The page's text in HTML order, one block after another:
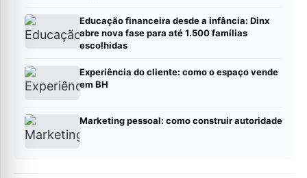
Educação financeira desde a infância: Dinx
abre nova fase para até 1.500 famílias
escolhidas
Experiência do cliente: como o espaço vende
em BH
Marketing pessoal: como construir autoridade